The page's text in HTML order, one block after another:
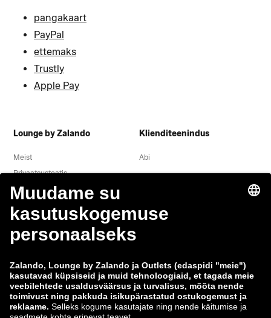
pangakaart
PayPal
ettemaks
Trustly
Apple Pay
Lounge by Zalando
Meist
Privaatsusteatis
Õigusteave
Tingimused
Taganemine
Töökohad
Teavita haavatavusest
Tooteohutus
Klienditeenindus
Abi
Zalando Grupp Makseviisid